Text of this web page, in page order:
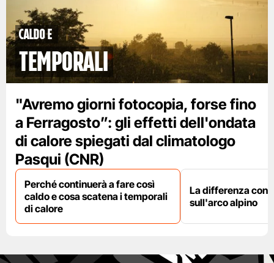
caldo e
temporali
"Avremo giorni fotocopia, forse fino
a Ferragosto”: gli effetti dell'ondata
di calore spiegati dal climatologo
Pasqui (CNR)
Perché continuerà a fare così
caldo e cosa scatena i temporali
di calore
La differenza con
sull'arco alpino